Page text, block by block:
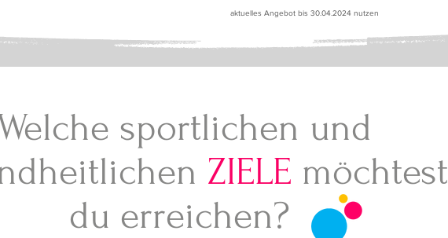
aktuelles Angebot bis 30.04.2024 nutzen
sportlichen und
ZIELE möchtest
du erreichen?